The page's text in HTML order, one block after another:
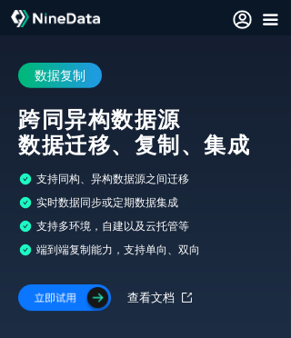
끀
跨同异构数据源
数据迁移、复制、集成
数据复制
支持同构、异构数据源之间迁移
实时数据同步或定期数据集成
支持多环境，自建以及云托管等
端到端复制能力，支持单向、双向
查看文档